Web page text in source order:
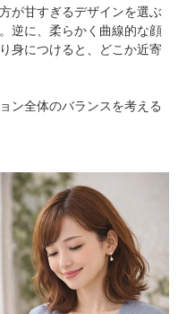
が甘すぎるデザインを選ぶ
逆に、柔らかく曲線的な顔
身につけると、どこか近寄
ン全体のバランスを考える